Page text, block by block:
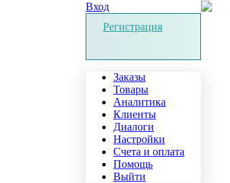
Вход
Регистрация
Заказы
Товары
Аналитика
Клиенты
Диалоги
Настройки
Счета и оплата
Помощь
Выйти